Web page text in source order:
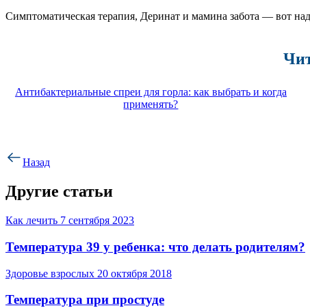
Симптоматическая терапия, Деринат и мамина забота — вот
Антибактериальные спреи для горла: как выбрать и когда
применять?
Назад
Другие статьи
Как лечить 7 сентября 2023
Температура 39 у ребенка: что делать родителям?
Здоровье взрослых 20 октября 2018
Температура при простуде